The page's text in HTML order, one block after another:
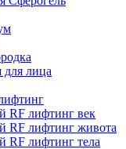
для лица
RF лифтинг век
RF лифтинг живота
RF лифтинг тела